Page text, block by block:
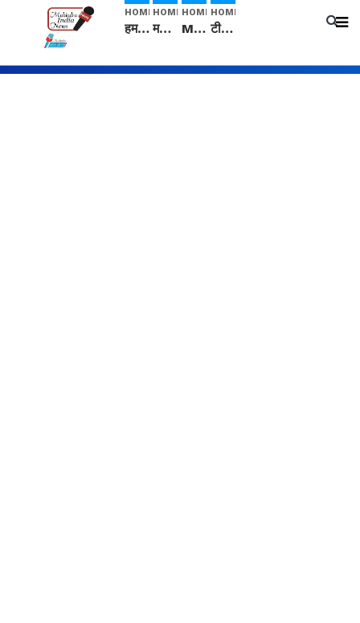
HOME
हम सनातनी..." सांसद kangana Ranaut से क्या बोली लड़की? Viral Jantar-Mantar | CJP protest
HOME
मनीषा हत्याकांड: हत्या, आत्महत्या या कोई बड़ा राज? | Full Story | Josh Haryana
HOME
Mangalsutra: हिंदू धर्म में शादी के बाद मंगलसूत्र क्यों पहनती है महिलाएं, किसने शुरु की ये परंपरा
HOME
टीम बीकेई ने एग्रीकल्चर ग्रेड की यूरिया खाद गट्टों में बदलकर टेक्निकल ग्रेड में बेचने वालों पर करवाई कार्रवाई: लखविंदर सिंह औलख